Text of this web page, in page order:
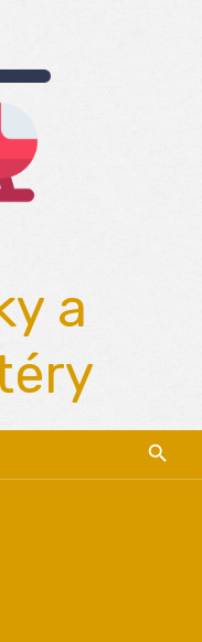
a